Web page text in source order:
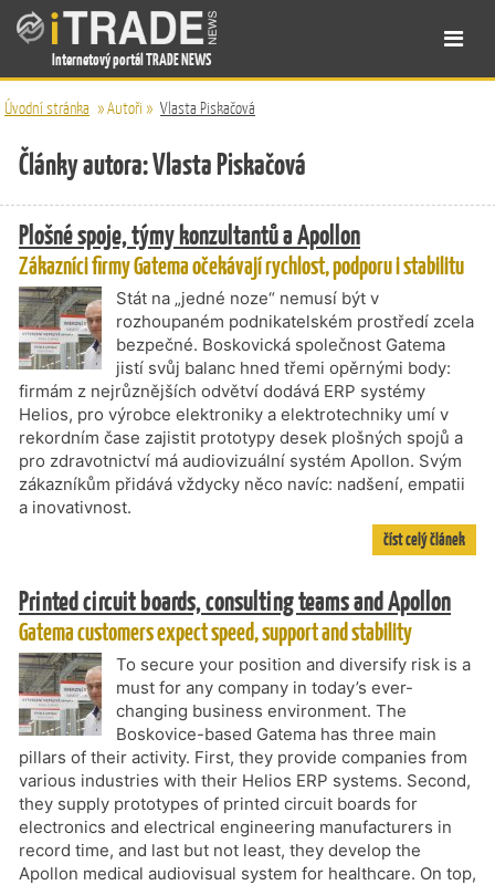
Internetový portál TRADE NEWS
Úvodní stránka »Autoři » Vlasta Piskačová
Články autora: Vlasta Piskačová
Plošné spoje, týmy konzultantů a Apollon
Zákazníci firmy Gatema očekávají rychlost, podporu i stabilitu
Stát na „jedné noze“ nemusí být v
rozhoupaném podnikatelském prostředí zcela
bezpečné. Boskovická společnost Gatema
jistí svůj balanc hned třemi opěrnými body:
firmám z nejrůznějších odvětví dodává ERP systémy
Helios, pro výrobce elektroniky a elektrotechniky umí v
rekordním čase zajistit prototypy desek plošných spojů a
pro zdravotnictví má audiovizuální systém Apollon. Svým
zákazníkům přidává vždycky něco navíc: nadšení, empatii
a inovativnost.
číst celý článek
Printed circuit boards, consulting teams and Apollon
Gatema customers expect speed, support and stability
To secure your position and diversify risk is a
must for any company in today’s ever-
changing business environment. The
Boskovice-based Gatema has three main
pillars of their activity. First, they provide companies from
various industries with their Helios ERP systems. Second,
they supply prototypes of printed circuit boards for
electronics and electrical engineering manufacturers in
record time, and last but not least, they develop the
Apollon medical audiovisual system for healthcare. On top,